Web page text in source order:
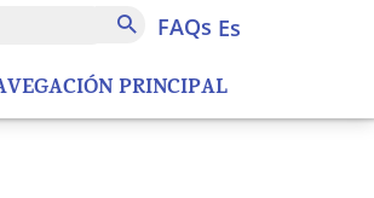
PRINCIPAL
FAQs
FAQs es